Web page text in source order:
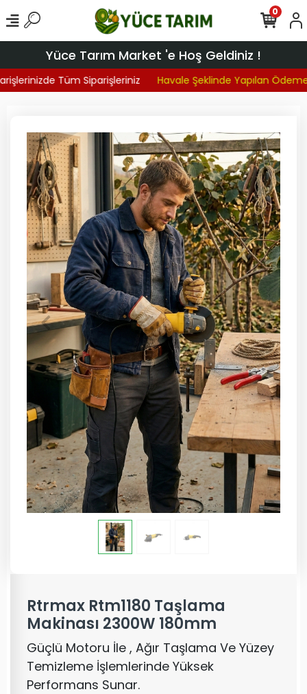
Yüce Tarım Market 'e Hoş Geldiniz !
Tüm Siparişleriniz Havale Şeklinde Yapılan
0
Rtrmax Rtm1180 Taşlama
Makinası 2300W 180mm
Güçlü Motoru İle , Ağır Taşlama Ve Yüzey
Temizleme İşlemlerinde Yüksek
Performans Sunar.